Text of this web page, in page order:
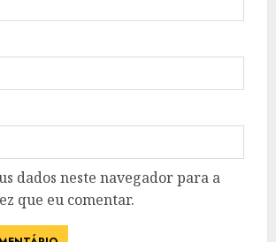
dados neste navegador para a
que eu comentar.